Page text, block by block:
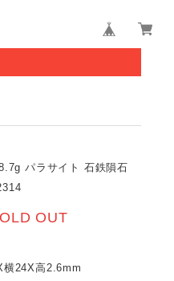
パラサイト 石鉄隕石
OUT
横24X高2.6mm